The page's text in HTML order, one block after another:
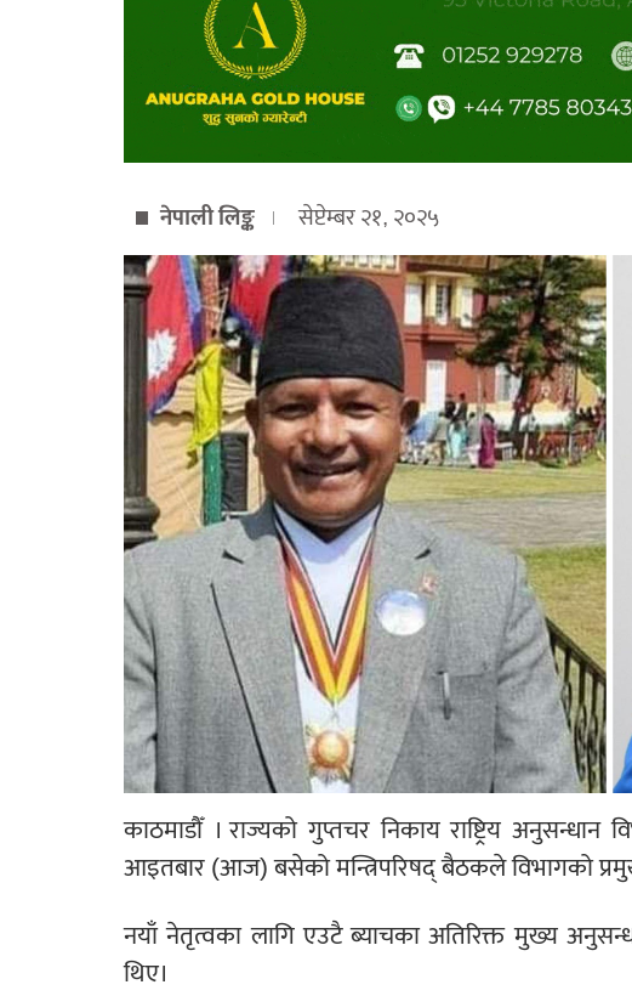
नेपाली लिङ्क सेप्टेम्बर २१, २०२५
काठमाडौँ । राज्यको गुप्तचर निकाय राष्ट्रिय
आइतबार (आज) बसेको मन्त्रिपरिषद् बैठकले विभागको
नयाँ नेतृत्वका लागि एउटै ब्याचका अतिरिक्त मुख्य
थिए।